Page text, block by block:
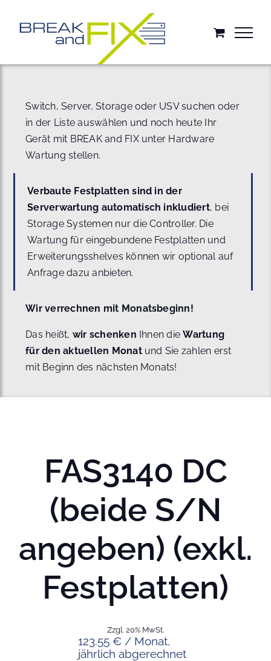
springen
Switch, Server, Storage oder USV suchen oder
in der Liste auswählen und noch heute Ihr
Gerät mit BREAK and FIX unter Hardware
Wartung stellen.
Verbaute Festplatten sind in der
Serverwartung automatisch inkludiert, bei
Storage Systemen nur die Controller. Die
Wartung für eingebundene Festplatten und
Erweiterungsshelves können wir optional auf
Anfrage dazu anbieten.
Wir verrechnen mit Monatsbeginn!
Das heißt, wir schenken Ihnen dieWartung
für den aktuellen Monat und Sie zahlen erst
mit Beginn des nächsten Monats!
FAS3140 DC
(beide S/N
angeben) (exkl.
Festplatten)
123.55 € / Monat,
jährlich abgerechnet
Zzgl. 20% MwSt.